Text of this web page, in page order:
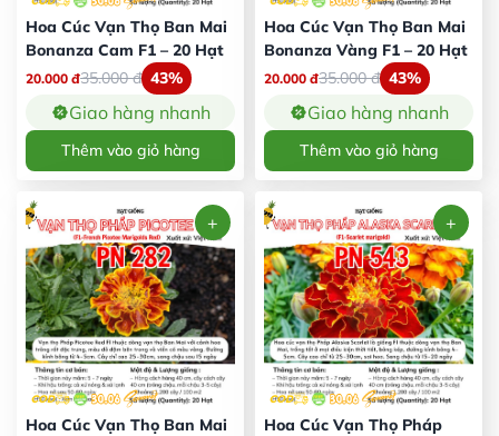
Hoa Cúc Vạn Thọ Ban Mai
Bonanza Cam F1 – 20 Hạt
20.000 đ35.000đ 43%
Giao hàng nhanh
Thêm vào giỏ hàng
Hoa Cúc Vạn Thọ Ban Mai
Bonanza Vàng F1 – 20 Hạt
20.000 đ35.000đ 43%
Giao hàng nhanh
Thêm vào giỏ hàng
Hoa Cúc Vạn Thọ Ban Mai
Hoa Cúc Vạn Thọ Pháp